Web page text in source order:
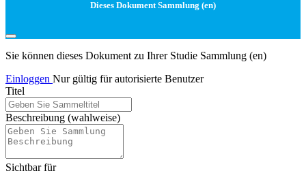
Dieses Dokument Sammlung (en)
Sie können dieses Dokument zu Ihrer Studie Sammlung (en)
Einloggen Nur gültig für autorisierte Benutzer
Titel
Beschreibung (wahlweise)
Sichtbar für